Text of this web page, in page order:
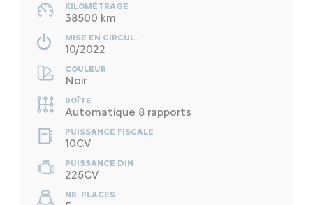
KILOMÉTRAGE
38500 km
MISE EN CIRCUL.
10/2022
COULEUR
Noir
BOÎTE
Automatique 8 rapports
PUISSANCE FISCALE
10CV
PUISSANCE DIN
225CV
NB. PLACES